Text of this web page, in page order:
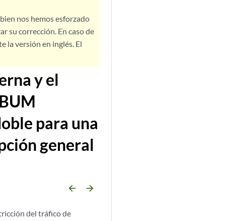
nos hemos esforzado
su corrección. En caso de
la versión en inglés. El
y el
para una
general
arrow_backward arrow_forward
del tráfico de